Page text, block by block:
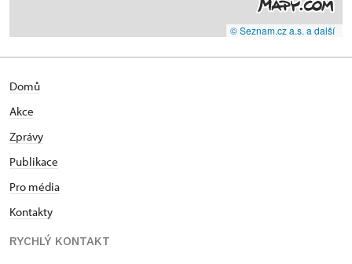
© Seznam.cz a.s. a další
Domů
Akce
Zprávy
Publikace
Pro média
Kontakty
RYCHLÝ KONTAKT